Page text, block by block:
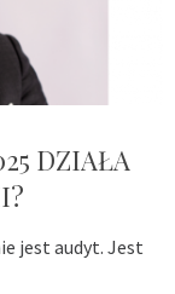
DZIAŁA
jest audyt. Jest